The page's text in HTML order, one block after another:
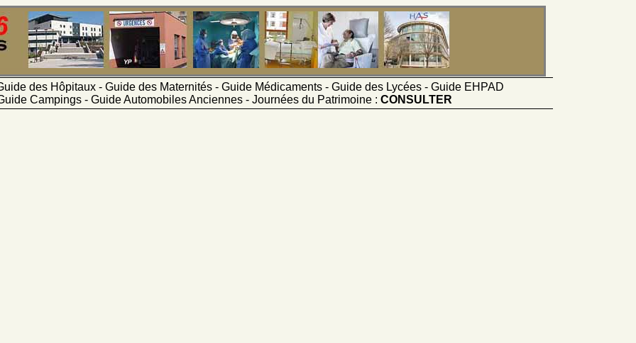
des Hôpitaux - Guide des Maternités - Guide Médicaments - Guide des Lycées - Guide EHPAD
Campings - Guide Automobiles Anciennes - Journées du Patrimoine : CONSULTER